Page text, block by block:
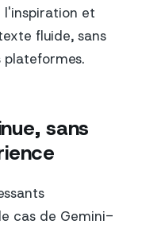
l'inspiration et
fluide, sans
sans
cas de Gemini-